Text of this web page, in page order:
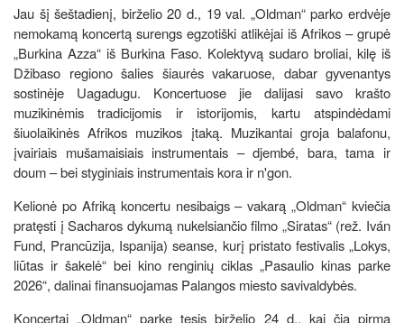
Jau šį šeštadienį, birželio 20 d., 19 val. „Oldman“ parko erdvėje
nemokamą koncertą surengs egzotiški atlikėjai iš Afrikos – grupė
„Burkina Azza“ iš Burkina Faso. Kolektyvą sudaro broliai, kilę iš
Džibaso regiono šalies šiaurės vakaruose, dabar gyvenantys
sostinėje Uagadugu. Koncertuose jie dalijasi savo krašto
muzikinėmis tradicijomis ir istorijomis, kartu atspindėdami
šiuolaikinės Afrikos muzikos įtaką. Muzikantai groja balafonu,
įvairiais mušamaisiais instrumentais – djembé, bara, tama ir
doum – bei styginiais instrumentais kora ir n'gon.
Kelionė po Afriką koncertu nesibaigs – vakarą „Oldman“ kviečia
pratęsti į Sacharos dykumą nukelsiančio filmo „Siratas“ (rež. Iván
Fund, Prancūzija, Ispanija) seanse, kurį pristato festivalis „Lokys,
liūtas ir šakelė“ bei kino renginių ciklas „Pasaulio kinas parke
2026“, dalinai finansuojamas Palangos miesto savivaldybės.
Koncertai „Oldman“ parke tęsis birželio 24 d., kai čia pirmą